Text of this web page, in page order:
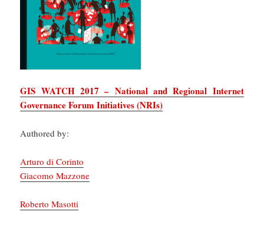
GIS WATCH 2017 – National and Regional Internet
Governance Forum Initiatives (NRIs)
Authored by:
Arturo di Corinto
Giacomo Mazzone
Roberto Masotti